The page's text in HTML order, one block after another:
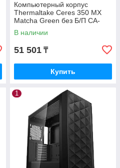
Компьютерный корпус
Thermaltake Ceres 350 MX
Matcha Green без Б/П CA-
1Z3-00MEWN-00
В наличии
51 501 ₸
Купить
1